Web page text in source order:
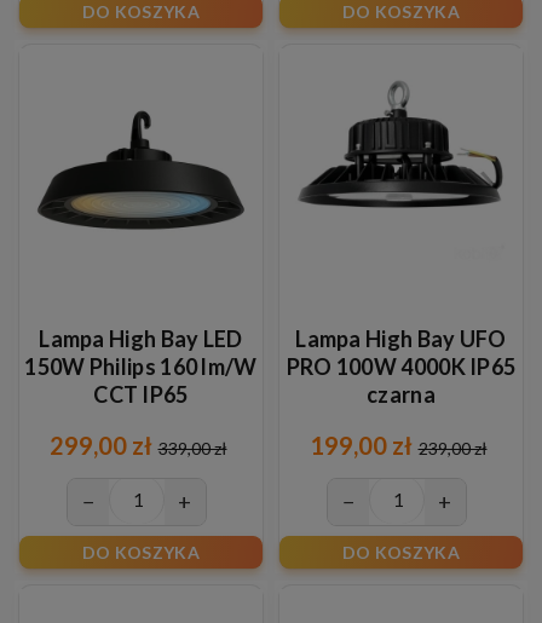
DO KOSZYKA DO KOSZYKA
Lampa High Bay LED
150W Philips 160 lm/W
CCT IP65
299,00 zł 339,00 zł
− +
DO KOSZYKA
Lampa High Bay UFO
PRO 100W 4000K IP65
czarna
199,00 zł 239,00 zł
− +
DO KOSZYKA